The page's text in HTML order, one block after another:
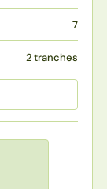
7
2 tranches